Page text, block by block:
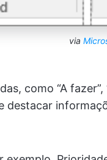
via
como “A
destacar